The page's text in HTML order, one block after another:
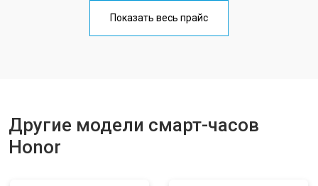
Показать весь прайс
Другие модели смарт-часов
Honor